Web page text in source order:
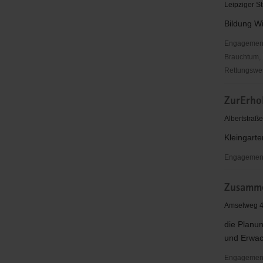
Leipziger
Bildung
Dübener
Heide
V.
e.
V.
Amselweg
die
und